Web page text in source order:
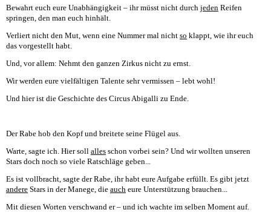
Bewahrt euch eure Unabhängigkeit – ihr müsst nicht durch jeden Reifen
springen, den man euch hinhält.
Verliert nicht den Mut, wenn eine Nummer mal nicht so klappt, wie ihr euch
das vorgestellt habt.
Und, vor allem: Nehmt den ganzen Zirkus nicht zu ernst.
Wir werden eure vielfältigen Talente sehr vermissen – lebt wohl!
Und hier ist die Geschichte des Circus Abigalli zu Ende.
Der Rabe hob den Kopf und breitete seine Flügel aus.
Warte, sagte ich. Hier soll alles schon vorbei sein? Und wir wollten unseren
Stars doch noch so viele Ratschläge geben...
Es ist vollbracht, sagte der Rabe, ihr habt eure Aufgabe erfüllt. Es gibt jetzt
andere Stars in der Manege, die auch eure Unterstützung brauchen...
Mit diesen Worten verschwand er – und ich wachte im selben Moment auf.